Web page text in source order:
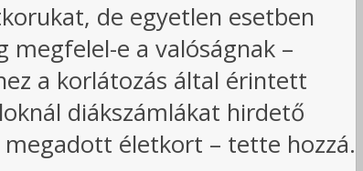
de egyetlen esetben
e a valóságnak –
a korlátozás által érintett
diákszámlákat hirdető
életkort – tette hozzá.